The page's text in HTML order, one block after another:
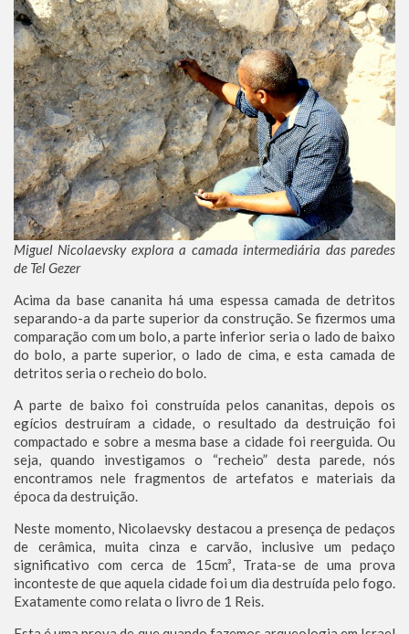
Miguel Nicolaevsky explora a camada intermediária das paredes
de Tel Gezer
Acima da base cananita há uma espessa camada de detritos
separando-a da parte superior da construção. Se fizermos uma
comparação com um bolo, a parte inferior seria o lado de baixo
do bolo, a parte superior, o lado de cima, e esta camada de
detritos seria o recheio do bolo.
A parte de baixo foi construída pelos cananitas, depois os
egícios destruíram a cidade, o resultado da destruição foi
compactado e sobre a mesma base a cidade foi reerguida. Ou
seja, quando investigamos o “recheio” desta parede, nós
encontramos nele fragmentos de artefatos e materiais da
época da destruição.
Neste momento, Nicolaevsky destacou a presença de pedaços
de cerâmica, muita cinza e carvão, inclusive um pedaço
significativo com cerca de 15cm³, Trata-se de uma prova
inconteste de que aquela cidade foi um dia destruída pelo fogo.
Exatamente como relata o livro de 1 Reis.